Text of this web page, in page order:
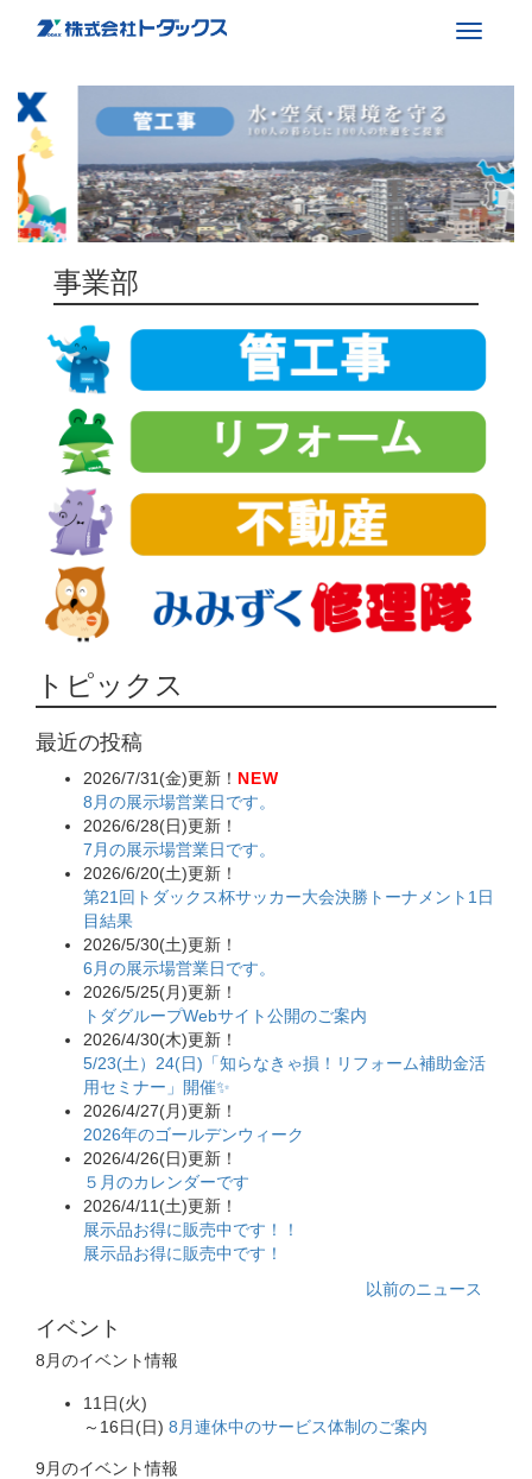
Toggle
事業部
トピックス
最近の投稿
2026/7/31(金)更新！ NEW
8月の展示場営業日です。
2026/6/28(日)更新！
7月の展示場営業日です。
2026/6/20(土)更新！
第21回トダックス杯サッカー大会決勝トーナメント1日
目結果
2026/5/30(土)更新！
6月の展示場営業日です。
2026/5/25(月)更新！
トダグループWebサイト公開のご案内
2026/4/30(木)更新！
5/23(土）24(日)「知らなきゃ損！リフォーム補助金活
用セミナー」開催✨
2026/4/27(月)更新！
2026年のゴールデンウィーク
2026/4/26(日)更新！
５月のカレンダーです
2026/4/11(土)更新！
展示品お得に販売中です！！
展示品お得に販売中です！
以前のニュース
イベント
8月のイベント情報
11日(火)
～16日(日) 8月連休中のサービス体制のご案内
9月のイベント情報